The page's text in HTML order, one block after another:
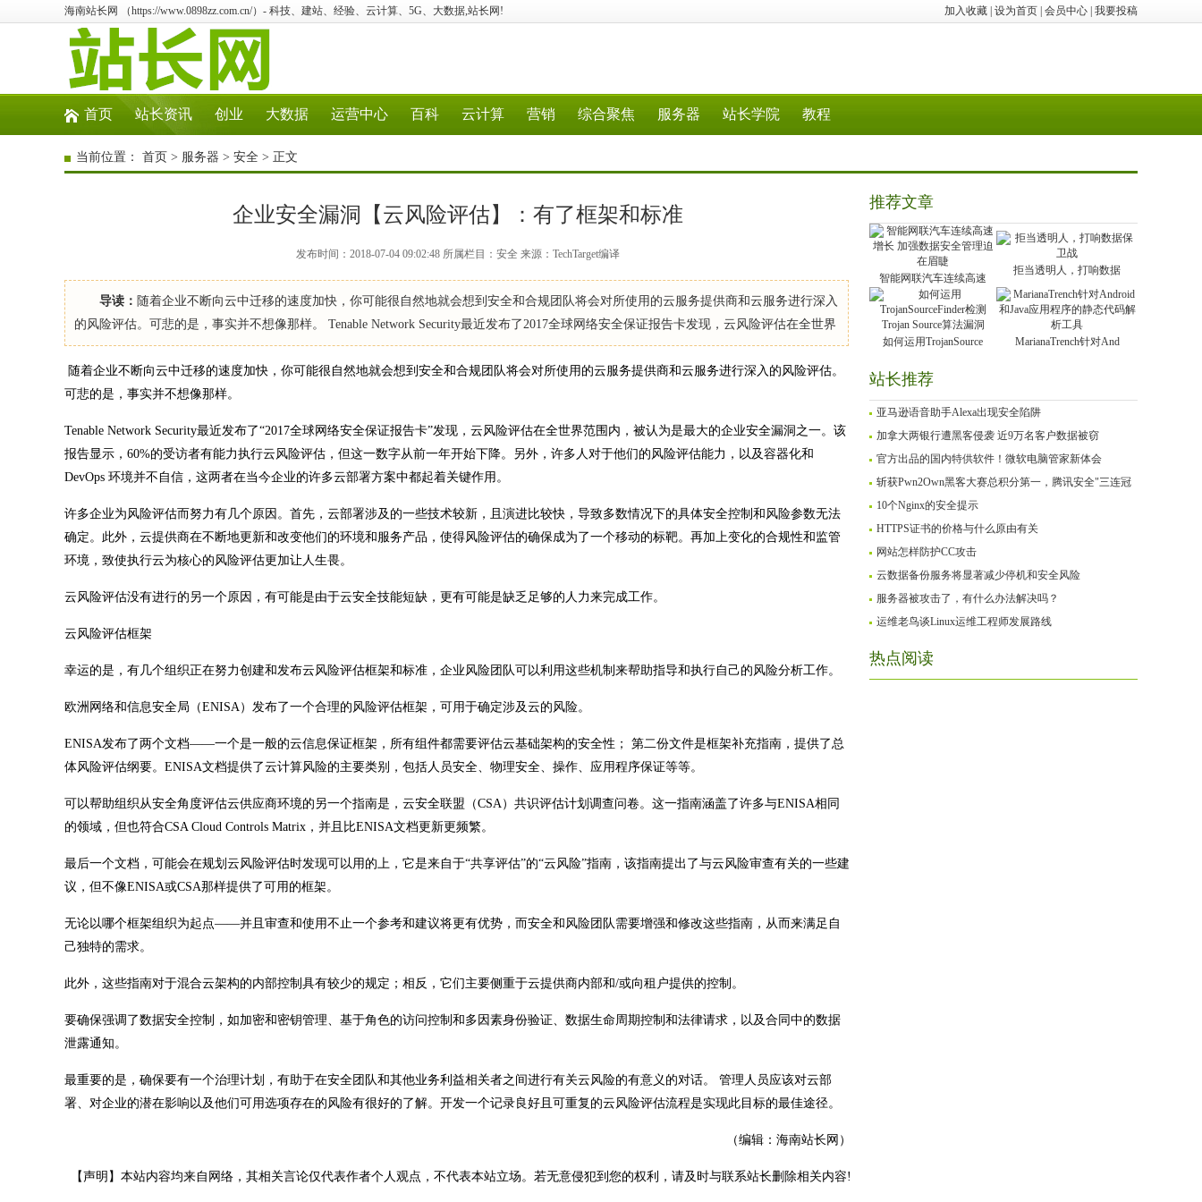
加入收藏 设为首页 会员中心 我要投稿
海南站长网 （https://www.0898zz.com.cn/）- 科技、建站、经验、云计算、5G、大数据,站长网!
首页 站长资讯 创业 大数据 运营中心 百科 云计算 营销 综合聚焦 服务器 站长学院 教程
当前位置： 首页 > 服务器 > 安全 > 正文
企业安全漏洞【云风险评估】：有了框架和标准
发布时间：2018-07-04 09:02:48 所属栏目：安全 来源：TechTarget编译
导读： 随着企业不断向云中迁移的速度加快，你可能很自然地就会想到安全和合规团队将会对所使用的云服务提供商和云服务进行深入
的风险评估。可悲的是，事实并不想像那样。 Tenable Network Security最近发布了2017全球网络安全保证报告卡发现，云风险评估在全世界
随着企业不断向云中迁移的速度加快，你可能很自然地就会想到安全和合规团队将会对所使用的云服务提供商和云服务进行深入的风险评估。
可悲的是，事实并不想像那样。
Tenable Network Security最近发布了“2017全球网络安全保证报告卡”发现，云风险评估在全世界范围内，被认为是最大的企业安全漏洞之一。该
报告显示，60%的受访者有能力执行云风险评估，但这一数字从前一年开始下降。另外，许多人对于他们的风险评估能力，以及容器化和
DevOps 环境并不自信，这两者在当今企业的许多云部署方案中都起着关键作用。
许多企业为风险评估而努力有几个原因。首先，云部署涉及的一些技术较新，且演进比较快，导致多数情况下的具体安全控制和风险参数无法
确定。此外，云提供商在不断地更新和改变他们的环境和服务产品，使得风险评估的确保成为了一个移动的标靶。再加上变化的合规性和监管
环境，致使执行云为核心的风险评估更加让人生畏。
云风险评估没有进行的另一个原因，有可能是由于云安全技能短缺，更有可能是缺乏足够的人力来完成工作。
云风险评估框架
幸运的是，有几个组织正在努力创建和发布云风险评估框架和标准，企业风险团队可以利用这些机制来帮助指导和执行自己的风险分析工作。
欧洲网络和信息安全局（ENISA）发布了一个合理的风险评估框架，可用于确定涉及云的风险。
ENISA发布了两个文档——一个是一般的云信息保证框架，所有组件都需要评估云基础架构的安全性； 第二份文件是框架补充指南，提供了总
体风险评估纲要。ENISA文档提供了云计算风险的主要类别，包括人员安全、物理安全、操作、应用程序保证等等。
可以帮助组织从安全角度评估云供应商环境的另一个指南是，云安全联盟（CSA）共识评估计划调查问卷。这一指南涵盖了许多与ENISA相同
的领域，但也符合CSA Cloud Controls Matrix，并且比ENISA文档更新更频繁。
最后一个文档，可能会在规划云风险评估时发现可以用的上，它是来自于“共享评估”的“云风险”指南，该指南提出了与云风险审查有关的一些建
议，但不像ENISA或CSA那样提供了可用的框架。
无论以哪个框架组织为起点——并且审查和使用不止一个参考和建议将更有优势，而安全和风险团队需要增强和修改这些指南，从而来满足自
己独特的需求。
此外，这些指南对于混合云架构的内部控制具有较少的规定；相反，它们主要侧重于云提供商内部和/或向租户提供的控制。
要确保强调了数据安全控制，如加密和密钥管理、基于角色的访问控制和多因素身份验证、数据生命周期控制和法律请求，以及合同中的数据
泄露通知。
最重要的是，确保要有一个治理计划，有助于在安全团队和其他业务利益相关者之间进行有关云风险的有意义的对话。 管理人员应该对云部
署、对企业的潜在影响以及他们可用选项存在的风险有很好的了解。开发一个记录良好且可重复的云风险评估流程是实现此目标的最佳途径。
（编辑：海南站长网）
【声明】本站内容均来自网络，其相关言论仅代表作者个人观点，不代表本站立场。若无意侵犯到您的权利，请及时与联系站长删除相关内容!
推荐文章
智能网联汽车连续高速
拒当透明人，打响数据
如何运用TrojanSource MarianaTrench针对And
站长推荐
亚马逊语音助手Alexa出现安全陷阱
加拿大两银行遭黑客侵袭 近9万名客户数据被窃
官方出品的国内特供软件！微软电脑管家新体会
斩获Pwn2Own黑客大赛总积分第一，腾讯安全"三连冠
10个Nginx的安全提示
HTTPS证书的价格与什么原由有关
网站怎样防护CC攻击
云数据备份服务将显著减少停机和安全风险
服务器被攻击了，有什么办法解决吗？
运维老鸟谈Linux运维工程师发展路线
热点阅读